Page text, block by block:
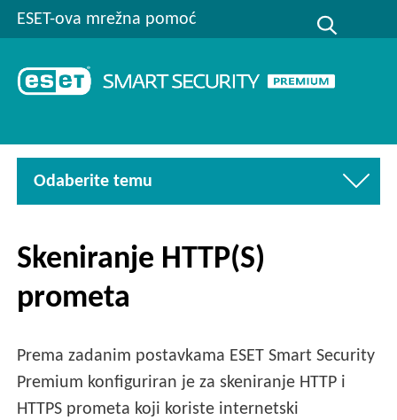
ESET-ova mrežna pomoć
Odaberite temu
Skeniranje HTTP(S)
prometa
Prema zadanim postavkama ESET Smart Security
Premium konfiguriran je za skeniranje HTTP i
HTTPS prometa koji koriste internetski